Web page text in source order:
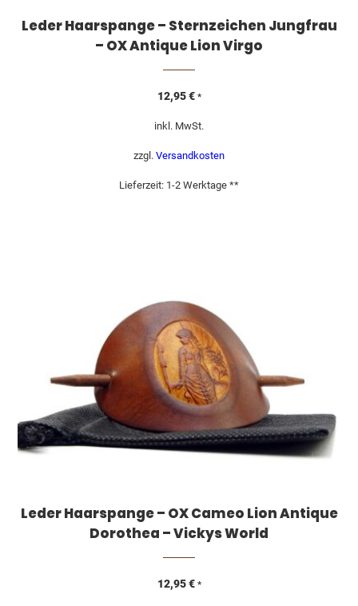
Leder Haarspange – Sternzeichen Jungfrau
– OX Antique Lion Virgo
12,95€ *
inkl. MwSt.
zzgl. Versandkosten
Lieferzeit: 1-2 Werktage **
Leder Haarspange – OX Cameo Lion Antique
Dorothea – Vickys World
12,95€ *